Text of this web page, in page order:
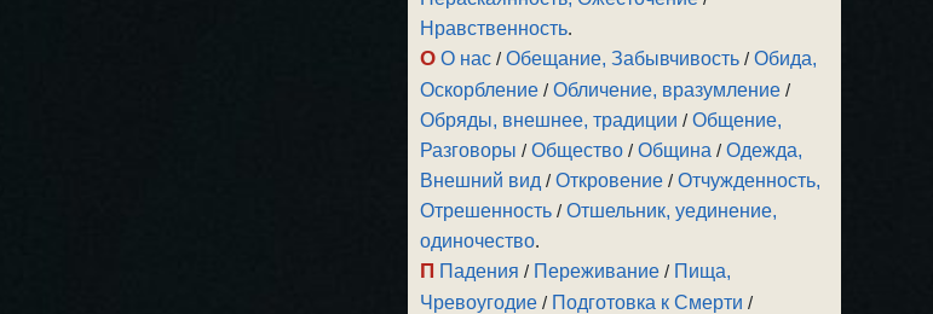
Нравственность.
О О нас /Обещание, Забывчивость /Обида,
Оскорбление /Обличение, вразумление /
Обряды, внешнее, традиции /Общение,
Разговоры /Общество /Община /Одежда,
Внешний вид /Откровение /Отчужденность,
Отрешенность /Отшельник, уединение,
одиночество.
П Падения / Переживание / Пища,
Чревоугодие / Подготовка к Смерти /